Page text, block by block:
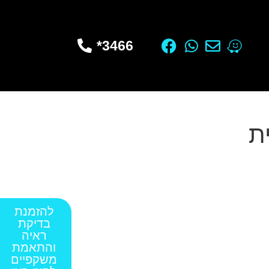
3466*
להזמנת
בדיקת
ראיה
והתאמת
משקפיים